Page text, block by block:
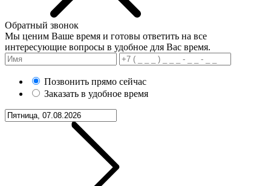
Обратный звонок
Мы ценим Ваше время и готовы ответить на все
интересующие вопросы в удобное для Вас время.
Позвонить прямо сейчас
Заказать в удобное время